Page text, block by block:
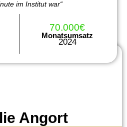
Angort
im Institut war“
70.000€
Monatsumsatz
2024